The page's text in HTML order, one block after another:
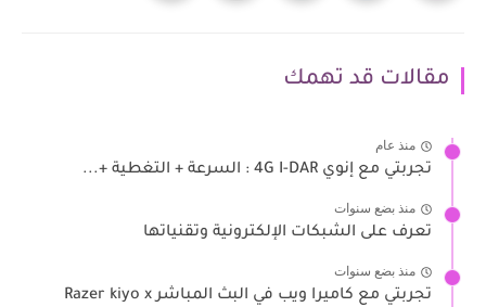
مقالات قد تهمك
منذ عام
تجربتي مع إنوي 4G I-DAR : السرعة + التغطية +...
منذ بضع سنوات
تعرف على الشبكات الإلكترونية وتقنياتها
منذ بضع سنوات
تجربتي مع كاميرا ويب في البث المباشر Razer kiyo x